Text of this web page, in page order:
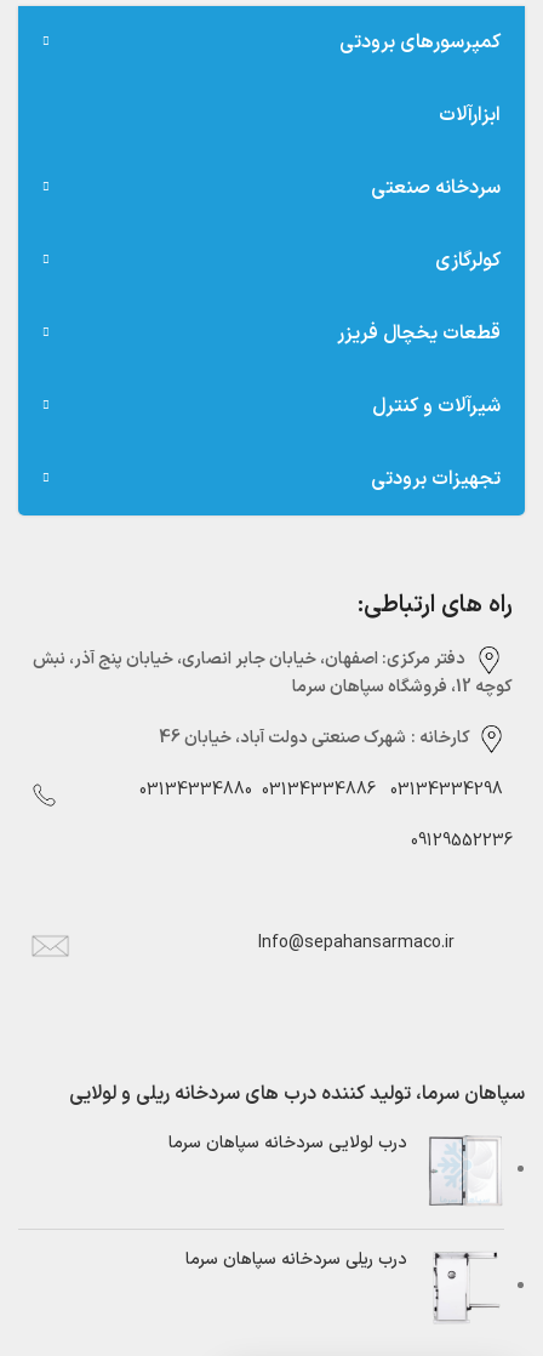
کمپرسورهای برودتی
ابزارآلات
سردخانه صنعتی
کولرگازی
قطعات یخچال فریزر
شیرآلات و کنترل
تجهیزات برودتی
راه های ارتباطی:
دفتر مرکزی:‌ اصفهان، خیابان جابر انصاری، خیابان پنج آذر، نبش
کوچه 12، فروشگاه سپاهان سرما
کارخانه : شهرک صنعتی دولت آباد، خیابان 46
03134334298
03134334886
03134334880
09129552236
Info@sepahansarmaco.ir
سپاهان سرما، تولید کننده درب های سردخانه ریلی و لولایی
درب لولایی سردخانه سپاهان سرما
درب ریلی سردخانه سپاهان سرما